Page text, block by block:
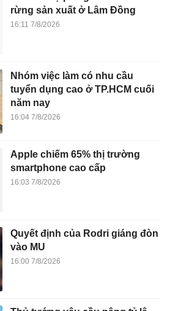
rừng sản xuất ở Lâm Đồng
16:11 7/8/2026
Nhóm việc làm có nhu cầu
tuyển dụng cao ở TP.HCM cuối
năm nay
16:04 7/8/2026
Apple chiếm 65% thị trường
smartphone cao cấp
16:03 7/8/2026
Quyết định của Rodri giáng đòn
vào MU
16:00 7/8/2026